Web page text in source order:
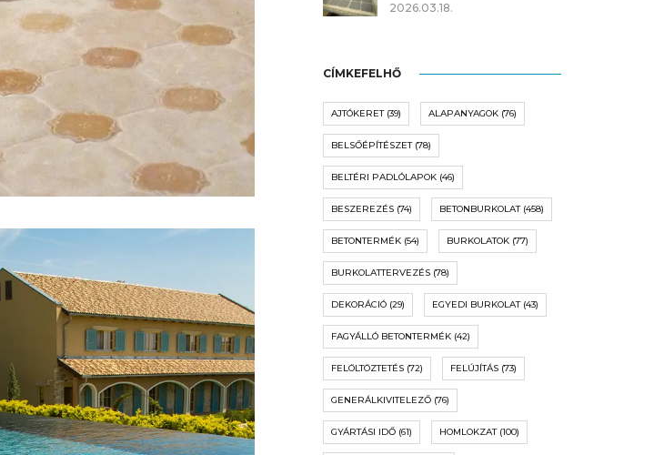
2026.03.18.
CÍMKEFELHŐ
AJTÓKERET(39) ALAPANYAGOK(76)
BELSŐÉPÍTÉSZET(78)
BELTÉRI PADLÓLAPOK(46)
BESZEREZÉS(74) BETONBURKOLAT(458)
BETONTERMÉK(54) BURKOLATOK(77)
BURKOLATTERVEZÉS(78)
DEKORÁCIÓ(29) EGYEDI BURKOLAT(43)
FAGYÁLLÓ BETONTERMÉK(42)
FELÖLTÖZTETÉS(72) FELÚJÍTÁS(73)
GENERÁLKIVITELEZŐ(76)
GYÁRTÁSI IDŐ(61) HOMLOKZAT(100)